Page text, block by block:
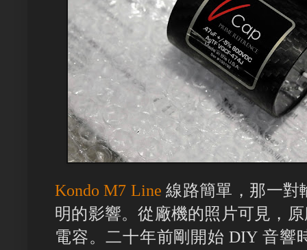
Kondo M7 Line 線路簡單，那一對
明的影響。從廠機的照片可見，
電容。二十年前剛開始 DIY 音響